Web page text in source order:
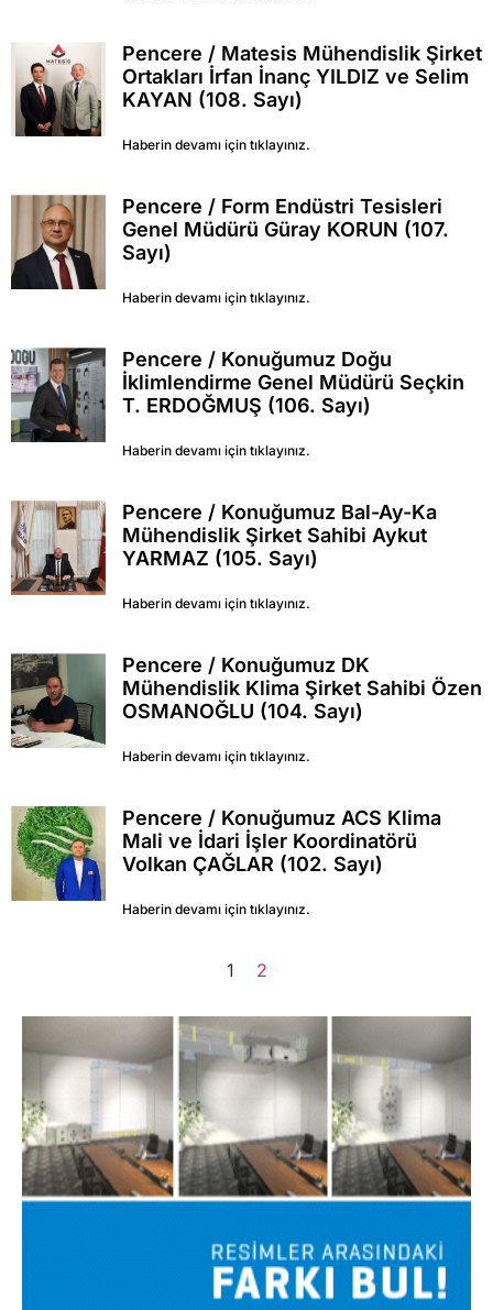
Pencere / Matesis Mühendislik Şirket
Ortakları İrfan İnanç YILDIZ ve Selim
KAYAN (108. Sayı)
Haberin devamı için tıklayınız.
Pencere / Form Endüstri Tesisleri
Genel Müdürü Güray KORUN (107.
Sayı)
Haberin devamı için tıklayınız.
Pencere / Konuğumuz Doğu
İklimlendirme Genel Müdürü Seçkin
T. ERDOĞMUŞ (106. Sayı)
Haberin devamı için tıklayınız.
Pencere / Konuğumuz Bal-Ay-Ka
Mühendislik Şirket Sahibi Aykut
YARMAZ (105. Sayı)
Haberin devamı için tıklayınız.
Pencere / Konuğumuz DK
Mühendislik Klima Şirket Sahibi Özen
OSMANOĞLU (104. Sayı)
Haberin devamı için tıklayınız.
Pencere / Konuğumuz ACS Klima
Mali ve İdari İşler Koordinatörü
Volkan ÇAĞLAR (102. Sayı)
Haberin devamı için tıklayınız.
1 2